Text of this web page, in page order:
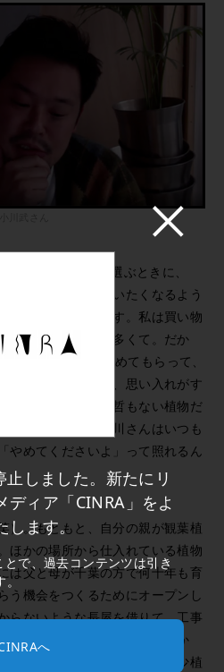
しました。新たにリ
ディア「CINRA」をよ
します。
で、過去コンテンツは引き
。
へ
ど、お店に行って選ぶときに、
」って、思わず言いたくなるよう
植物にはあるんです。私は買い物
されて買うことが多くて。だか
さんをすすめてもらって、
ったことによって、思い入れがす
あって、なんの変哲もない植物だ
くなるんです。小川さんはいつも
やめてくださいよ」って照れるん
）。もともと、自分の親が観葉植
ほかの場所から仕入れている植物
は父と母が千葉の方で何十年も育
う機会をつくるためにオープンし
らないような長屋を借りて、工事
って寝ながら、設計からなにか
くったんです。僕のお店は希少植